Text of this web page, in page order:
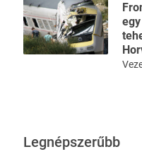
Legnépszerűbb